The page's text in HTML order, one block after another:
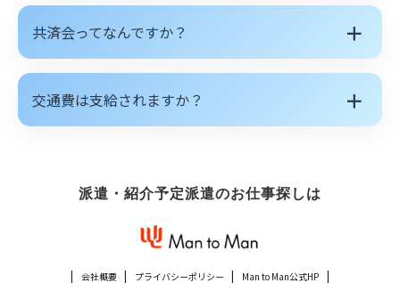
共済会ってなんですか？ ＋
交通費は支給されますか？ ＋
派遣・紹介予定派遣のお仕事探しは
会社概要 プライバシーポリシー Man to Man公式HP